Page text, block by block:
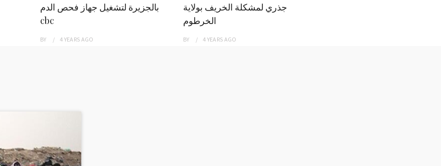
بالجزيرة لتشغيل جهاز فحص الدم
cbc
BY 4 YEARS AGO
جذري لمشكلة الخريف بولاية
الخرطوم
BY 4 YEARS AGO